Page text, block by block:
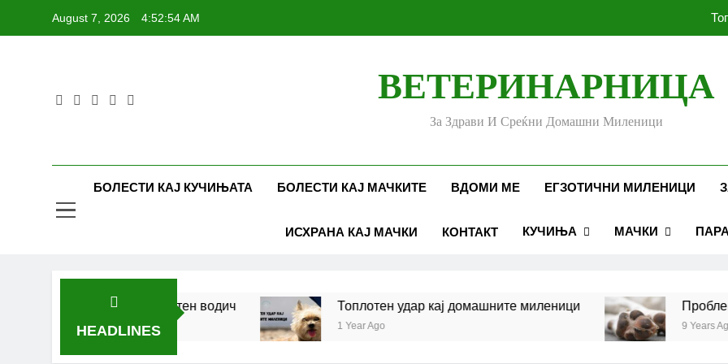
August 7, 2026 4:52:54 AM
Убоди и угризи од
Стоматолошко здравје
Убоди и угризи од
ВЕТЕРИНАРНИЦА
За Здрави И Среќни Домашни Миленици
БОЛЕСТИ КАЈ КУЧИЊАТА БОЛЕСТИ КАЈ МАЧКИТЕ ВДОМИ МЕ ЕГЗОТИЧНИ МИЛЕНИЦИ
ИСХРАНА КАЈ МАЧКИ КОНТАКТ КУЧИЊА МАЧКИ
HEADLINES
и мачки | Комплетен водич Топлотен удар кај домашните миленици
1 Year Ago
Проблеми
9 Years Ago